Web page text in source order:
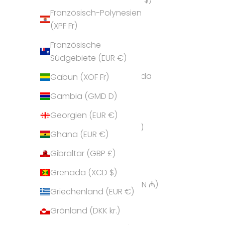
Französisch-Polynesien
(XPF Fr)
Französische
Südgebiete (EUR €)
Gabun (XOF Fr)
Gambia (GMD D)
Georgien (EUR €)
Ghana (EUR €)
Gibraltar (GBP £)
Grenada (XCD $)
Griechenland (EUR €)
Grönland (DKK kr.)
Andorra (EUR €)
Anguilla (XCD $)
Antigua und Barbuda
(XCD $)
Argentinien (EUR €)
Armenien (AMD դր.)
Aruba (AWG ƒ)
Ascension (SHP £)
Aserbaidschan (AZN ₼)
Australien (AUD $)